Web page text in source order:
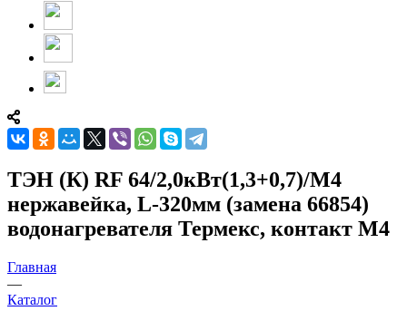
ТЭН (К) RF 64/2,0кВт(1,3+0,7)/М4
нержавейка, L-320мм (замена 66854)
водонагревателя Термекс, контакт М4
Главная
—
Каталог